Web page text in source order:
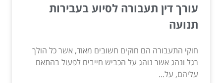
עורך דין תעבורה לסיוע בעבירות
תנועה
חוקי התעבורה הם חוקים חשובים מאוד, אשר כל הולך
רגל ונהג אשר נוהג על הכביש חייבים לפעול בהתאם
עליהם, על...